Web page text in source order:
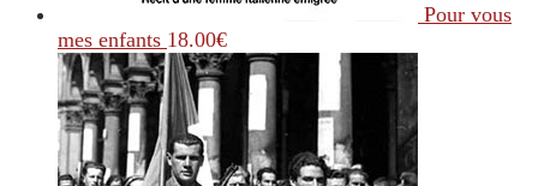
Pour vous
mes enfants 18.00€